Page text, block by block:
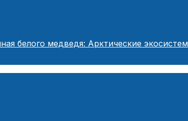
белого медведя: Арктические